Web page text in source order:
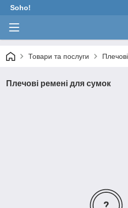
Soho!
Товари та послуги
Плечові ремені для сумок